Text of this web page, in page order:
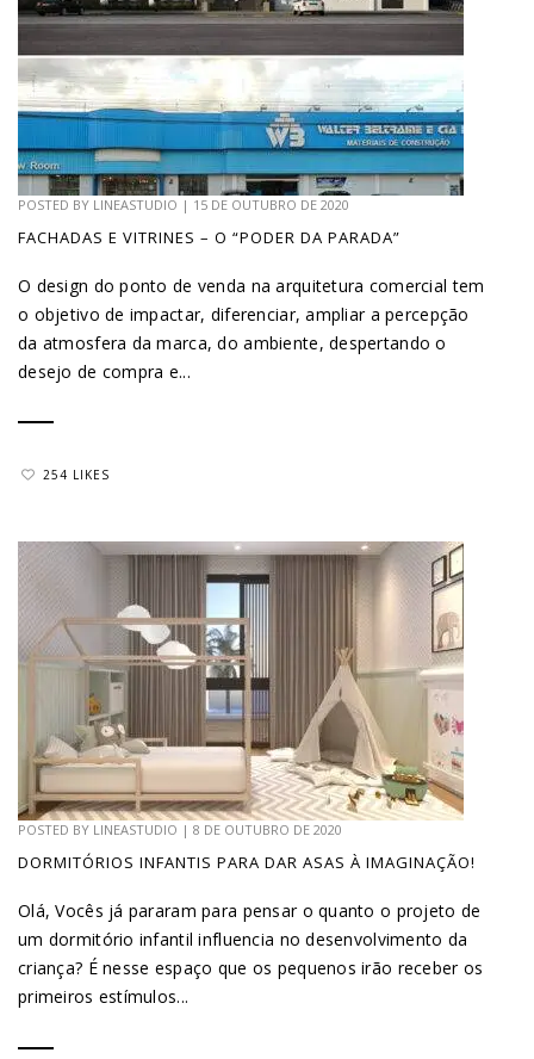
POSTED BY LINEASTUDIO | 15 DE OUTUBRO DE 2020
FACHADAS E VITRINES – O “PODER DA PARADA”
O design do ponto de venda na arquitetura comercial tem
o objetivo de impactar, diferenciar, ampliar a percepção
da atmosfera da marca, do ambiente, despertando o
desejo de compra e...
254 LIKES
POSTED BY LINEASTUDIO | 8 DE OUTUBRO DE 2020
DORMITÓRIOS INFANTIS PARA DAR ASAS À IMAGINAÇÃO!
Olá, Vocês já pararam para pensar o quanto o projeto de
um dormitório infantil influencia no desenvolvimento da
criança? É nesse espaço que os pequenos irão receber os
primeiros estímulos...